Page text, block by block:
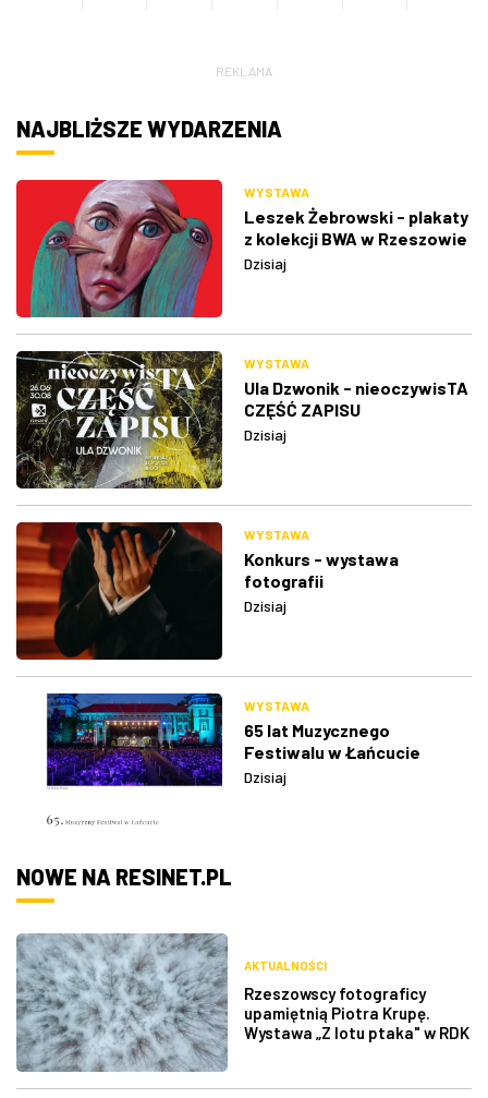
REKLAMA
NAJBLIŻSZE WYDARZENIA
WYSTAWA
Leszek Żebrowski - plakaty
z kolekcji BWA w Rzeszowie
Dzisiaj
WYSTAWA
Ula Dzwonik - nieoczywisTA
CZĘŚĆ ZAPISU
Dzisiaj
WYSTAWA
Konkurs - wystawa
fotografii
Dzisiaj
WYSTAWA
65 lat Muzycznego
Festiwalu w Łańcucie
Dzisiaj
NOWE NA RESINET.PL
AKTUALNOŚCI
Rzeszowscy fotograficy
upamiętnią Piotra Krupę.
Wystawa „Z lotu ptaka" w RDK